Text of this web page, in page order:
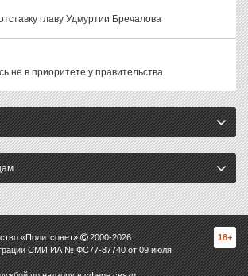
главу Удмуртии Бречалова
не в приоритете у правительства
«Политсовет» 2000-2026
СМИ ИА № ФС77-87740 от 09 июля
18+